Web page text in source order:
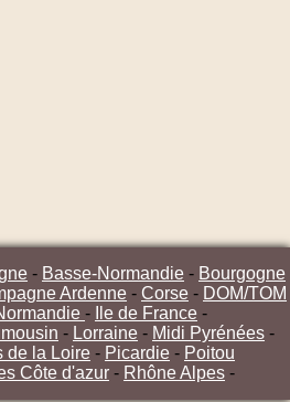
- Basse-Normandie - Bourgogne
Ardenne - Corse - DOM/TOM
- Ile de France -
- Lorraine - Midi Pyrénées -
de la Loire - Picardie - Poitou
Côte d'azur - Rhône Alpes -